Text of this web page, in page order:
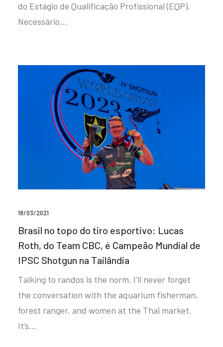
do Estágio de Qualificação Profissional (EQP).
Necessário…
18/03/2021
Brasil no topo do tiro esportivo: Lucas
Roth, do Team CBC, é Campeão Mundial de
IPSC Shotgun na Tailândia
Talking to randos is the norm. I’ll never forget
the conversation with the aquarium fisherman,
forest ranger, and women at the Thai market.
It’s…